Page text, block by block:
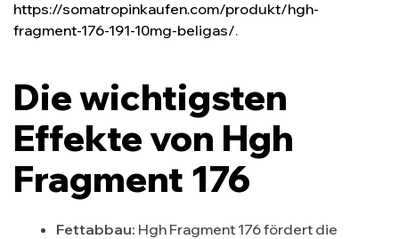
https://somatropinkaufen.com/produkt/hgh-
fragment-176-191-10mg-beligas/.
Die wichtigsten
Effekte von Hgh
Fragment 176
Fettabbau: Hgh Fragment 176 fördert die